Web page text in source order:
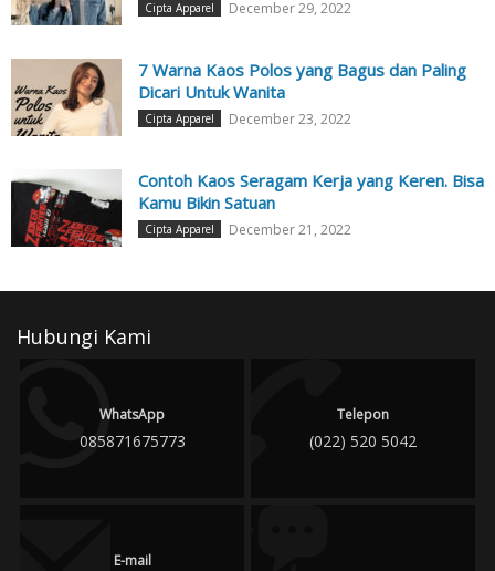
Cipta Apparel December 29, 2022
7 Warna Kaos Polos yang Bagus dan Paling
Dicari Untuk Wanita
Cipta Apparel December 23, 2022
Contoh Kaos Seragam Kerja yang Keren. Bisa
Kamu Bikin Satuan
Cipta Apparel December 21, 2022
Hubungi Kami
WhatsApp
085871675773
Telepon
(022) 520 5042
E-mail